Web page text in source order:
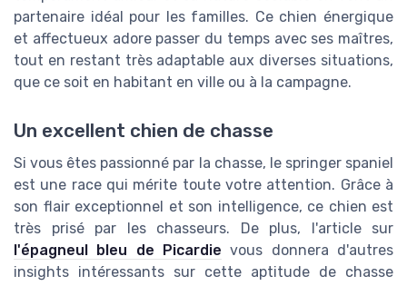
partenaire idéal pour les familles. Ce chien énergique
et affectueux adore passer du temps avec ses maîtres,
tout en restant très adaptable aux diverses situations,
que ce soit en habitant en ville ou à la campagne.
Un excellent chien de chasse
Si vous êtes passionné par la chasse, le springer spaniel
est une race qui mérite toute votre attention. Grâce à
son flair exceptionnel et son intelligence, ce chien est
très prisé par les chasseurs. De plus, l'article sur
l'épagneul bleu de Picardie vous donnera d'autres
insights intéressants sur cette aptitude de chasse